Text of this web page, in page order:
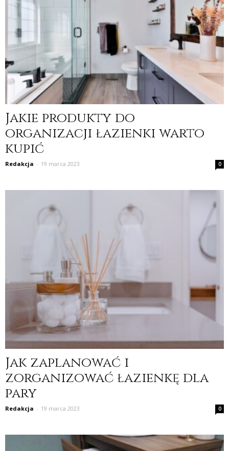
Jakie produkty do
organizacji łazienki warto
kupić
Redakcja - 19 marca 2023 0
Jak zaplanować i
zorganizować łazienkę dla
pary
Redakcja - 19 marca 2023 0